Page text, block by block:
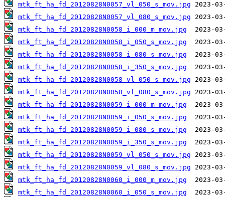
mtk_ft_ha_fd_20120828N0057_vl_050_s_mov.jpg
mtk_ft_ha_fd_20120828N0057_vl_080_s_mov.jpg
mtk_ft_ha_fd_20120828N0058_i_000_m_mov.jpg
mtk_ft_ha_fd_20120828N0058_i_050_s_mov.jpg
mtk_ft_ha_fd_20120828N0058_i_080_s_mov.jpg
mtk_ft_ha_fd_20120828N0058_i_350_s_mov.jpg
mtk_ft_ha_fd_20120828N0058_vl_050_s_mov.jpg
mtk_ft_ha_fd_20120828N0058_vl_080_s_mov.jpg
mtk_ft_ha_fd_20120828N0059_i_000_m_mov.jpg
mtk_ft_ha_fd_20120828N0059_i_050_s_mov.jpg
mtk_ft_ha_fd_20120828N0059_i_080_s_mov.jpg
mtk_ft_ha_fd_20120828N0059_i_350_s_mov.jpg
mtk_ft_ha_fd_20120828N0059_vl_050_s_mov.jpg
mtk_ft_ha_fd_20120828N0059_vl_080_s_mov.jpg
mtk_ft_ha_fd_20120828N0060_i_000_m_mov.jpg
mtk_ft_ha_fd_20120828N0060_i_050_s_mov.jpg